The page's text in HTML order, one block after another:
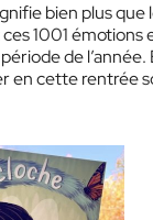
bien plus que
1001
de l’année.
en cette rentrée